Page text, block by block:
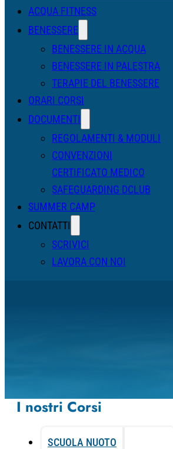
ACQUA FITNESS
BENESSERE
BENESSERE IN ACQUA
BENESSERE IN PALESTRA
TERAPIE DEL BENESSERE
ORARI CORSI
DOCUMENTI
REGOLAMENTI & MODULI
CONVENZIONI
CERTIFICATO MEDICO
SAFEGUARDING DCLUB
SUMMER CAMP
CONTATTI
SCRIVICI
LAVORA CON NOI
I nostri Corsi
SCUOLA NUOTO